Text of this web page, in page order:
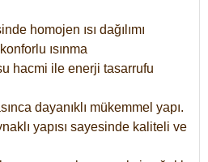
homojen ısı dağılımı
ısınma
hacmi ile enerji tasarrufu
dayanıklı mükemmel yapı.
yapısı sayesinde kaliteli ve